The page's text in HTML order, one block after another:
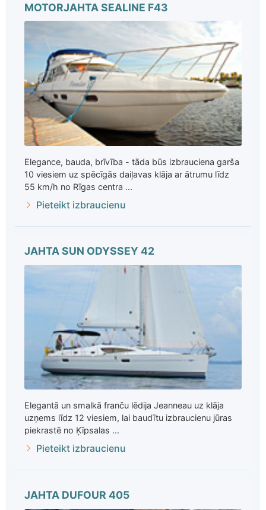
MOTORJAHTA SEALINE F43
Elegance, bauda, brīvība - tāda būs izbrauciena garša
10 viesiem uz spēcīgās daiļavas klāja ar ātrumu līdz
55 km/h no Rīgas centra ...
Pieteikt izbraucienu
JAHTA SUN ODYSSEY 42
Elegantā un smalkā franču lēdija Jeanneau uz klāja
uzņems līdz 12 viesiem, lai baudītu izbraucienu jūras
piekrastē no Ķīpsalas ...
Pieteikt izbraucienu
JAHTA DUFOUR 405